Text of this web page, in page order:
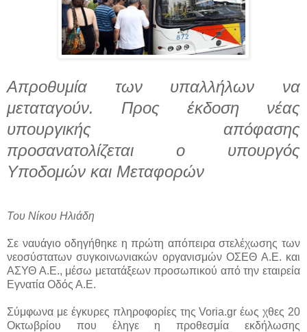
Απροθυμία των υπαλλήλων να
μεταταγούν. Προς έκδοση νέας
υπουργικής απόφασης
προσανατολίζεται ο υπουργός
Υποδομών και Μεταφορών
Του Νίκου Ηλιάδη
Σε ναυάγιο οδηγήθηκε η πρώτη απόπειρα στελέχωσης των
νεοσύστατων συγκοινωνιακών οργανισμών ΟΣΕΘ Α.Ε. και
ΑΣΥΘ Α.Ε., μέσω μετατάξεων προσωπικού από την εταιρεία
Εγνατία Οδός Α.Ε.
Σύμφωνα με έγκυρες πληροφορίες της Voria.gr έως χθες 20
Οκτωβρίου που έληγε η προθεσμία εκδήλωσης